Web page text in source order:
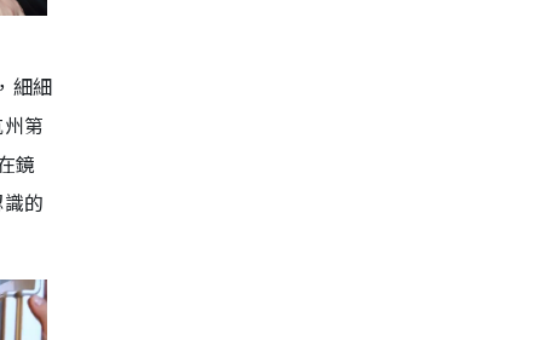
細細
第
鏡
的